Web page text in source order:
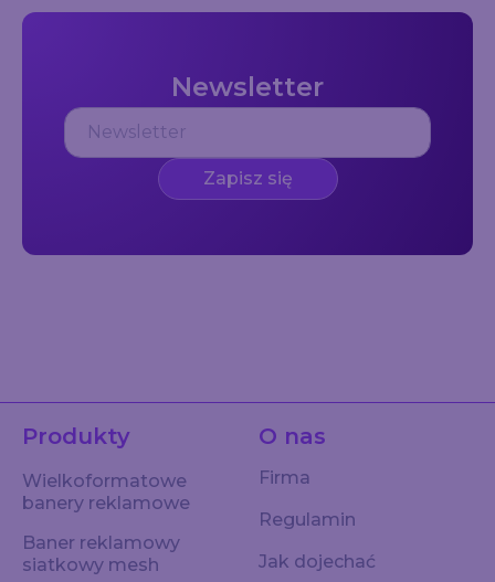
Newsletter
Zapisz się
Produkty
Wielkoformatowe
banery reklamowe
Baner reklamowy
siatkowy mesh
O nas
Firma
Regulamin
Jak dojechać